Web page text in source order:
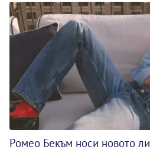
Ромео Бекъм носи новото